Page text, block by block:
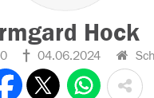
Hock
04.06.2024